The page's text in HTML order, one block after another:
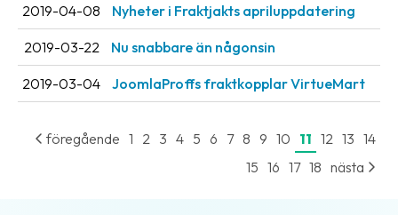
2019-04-08 Nyheter i Fraktjakts apriluppdatering
2019-03-22 Nu snabbare än någonsin
2019-03-04 JoomlaProffs fraktkopplar VirtueMart
föregående 1 2 3 4 5 6 7 8 9 10 11 12 13 14
15 16 17 18 nästa